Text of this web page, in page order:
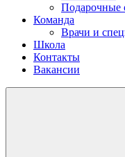
Подарочные
Команда
Врачи и
Школа
Контакты
Вакансии